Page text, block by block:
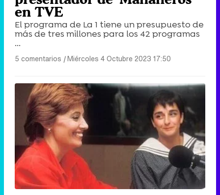
en TVE
El programa de La 1 tiene un presupuesto de
más de tres millones para los 42 programas
...
5 comentarios |Miércoles 4 Octubre 2023 17:50